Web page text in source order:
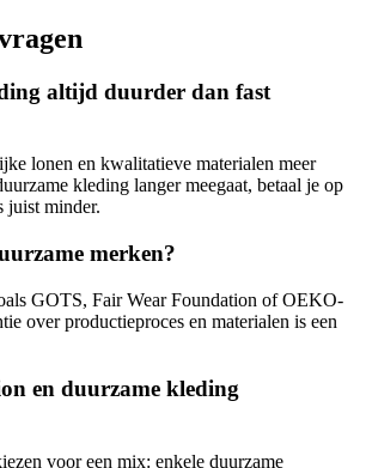
altijd duurder dan fast
lonen en kwalitatieve materialen meer
kleding langer meegaat, betaal je op
juist minder.
merken?
GOTS, Fair Wear Foundation of OEKO-
over productieproces en materialen is een
en duurzame kleding
voor een mix: enkele duurzame